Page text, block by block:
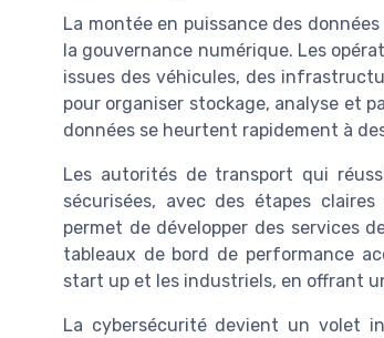
La montée en puissance des
la gouvernance numérique. Les
issues des véhicules, des
pour organiser stockage, analyse et
données se heurtent rapidement à
Les autorités de transport qui
sécurisées, avec des étapes
permet de développer des services
tableaux de bord de performance
start up et les industriels, en offrant
La cybersécurité devient un volet